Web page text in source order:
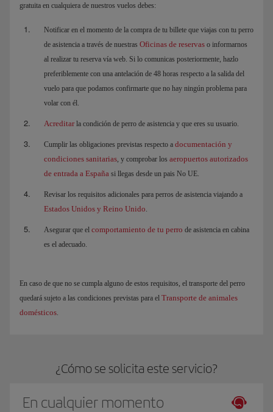
gratuita en cualquiera de nuestros vuelos debes:
Notificar en el momento de la compra de tu billete que viajas con tu perro
de asistencia a través de nuestras Oficinas de reservas o informarnos
al realizar tu reserva vía web. Si lo comunicas posteriormente, hazlo
preferiblemente con una antelación de 48 horas respecto a la salida del
vuelo para que podamos confirmarte que no hay ningún problema para
volar con él.
Acreditarla condición de perro de asistencia y que eres su usuario.
Cumplir las obligaciones previstas respecto a documentación y
condiciones sanitarias, y comprobar los aeropuertos autorizados
de entrada a España si llegas desde un pais No UE.
Revisar los requisitos adicionales para perros de asistencia viajando a
Estados Unidos y Reino Unido.
Asegurar que el comportamiento de tu perro de asistencia en cabina
es el adecuado.
En caso de que no se cumpla alguno de estos requisitos, el transporte del perro
quedará sujeto a las condiciones previstas para el Transporte de animales
domésticos.
¿Cómo se solicita este servicio?
En cualquier momento